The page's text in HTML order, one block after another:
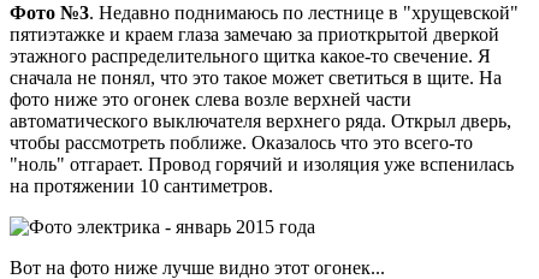
Фото №3. Недавно поднимаюсь по лестнице в "хрущевской"
пятиэтажке и краем глаза замечаю за приоткрытой дверкой
этажного распределительного щитка какое-то свечение. Я
сначала не понял, что это такое может светиться в щите. На
фото ниже это огонек слева возле верхней части
автоматического выключателя верхнего ряда. Открыл дверь,
чтобы рассмотреть поближе. Оказалось что это всего-то
"ноль" отгарает. Провод горячий и изоляция уже вспенилась
на протяжении 10 сантиметров.
Вот на фото ниже лучше видно этот огонек...